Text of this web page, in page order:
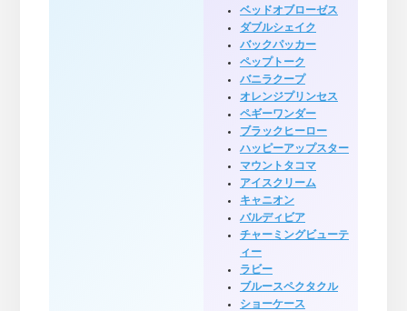
ベッドオブローゼス
ダブルシェイク
バックパッカー
ペップトーク
バニラクープ
オレンジプリンセス
ペギーワンダー
ブラックヒーロー
ハッピーアップスター
マウントタコマ
アイスクリーム
キャニオン
バルディビア
チャーミングビューテ
ィー
ラビー
ブルースペクタクル
ショーケース